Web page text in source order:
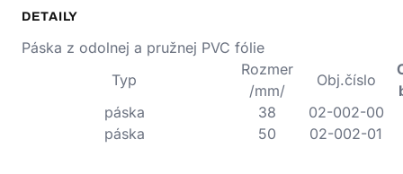
DETAILY
Páska z odolnej a pružnej PVC fólie
Typ
Rozmer
/mm/
Obj.číslo
páska
38
02-002-00
páska
50 02-002-01